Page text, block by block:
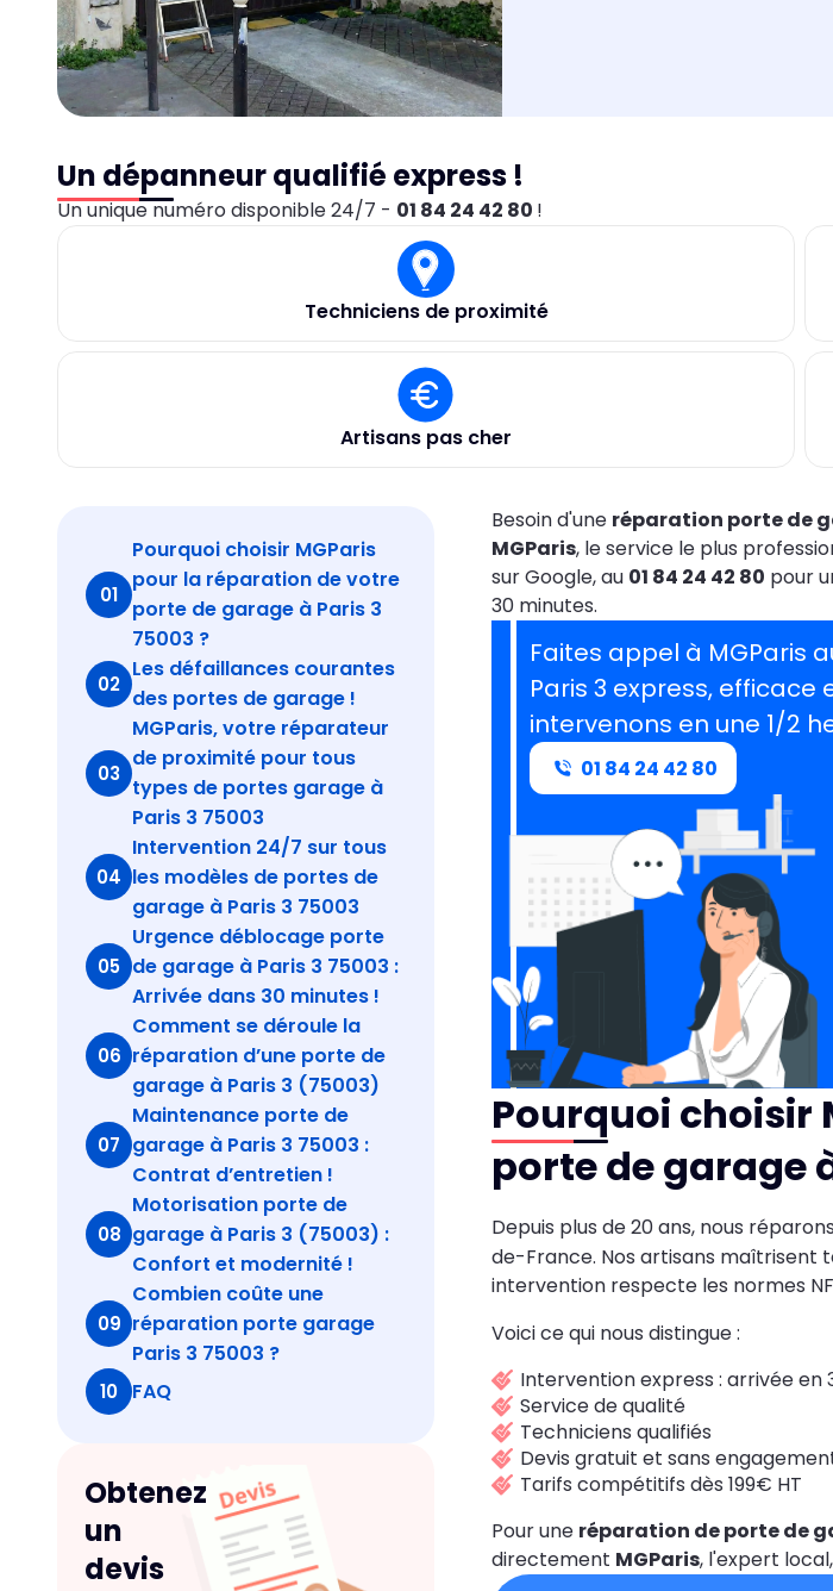
Un dépanneur qualifié express !
Un unique numéro disponible 24/7 - 01 84 24 42 80 !
Techniciens de proximité
Artisans pas cher
01
Pourquoi choisir MGParis
pour la réparation de votre
porte de garage à Paris 3
75003 ?
02
Les défaillances courantes
des portes de garage !
03
MGParis, votre réparateur
de proximité pour tous
types de portes garage à
Paris 3 75003
04
Intervention 24/7 sur tous
les modèles de portes de
garage à Paris 3 75003
05
Urgence déblocage porte
de garage à Paris 3 75003 :
Arrivée dans 30 minutes !
06
Comment se déroule la
réparation d’une porte de
garage à Paris 3 (75003)
07
Maintenance porte de
garage à Paris 3 75003 :
Contrat d’entretien !
08
Motorisation porte de
garage à Paris 3 (75003) :
Confort et modernité !
09
Combien coûte une
réparation porte garage
Paris 3 75003 ?
10 FAQ
Obtenez
un
devis
Besoin d'une réparation porte de
MGParis, le service le plus
sur Google, au 01 84 24 42 80 pour
30 minutes.
Faites appel à MGParis
Paris 3 express,
intervenons en une 1/2
01 84 24 42 80
Pourquoi choisir
porte de garage
Depuis plus de 20 ans, nous
de-France. Nos artisans maîtrisent
intervention respecte les normes NF
Voici ce qui nous distingue :
Intervention express : arrivée en
Service de qualité
Techniciens qualifiés
Devis gratuit et sans
Tarifs compétitifs dès 199€ HT
Pour une réparation de porte de
directement MGParis, l'expert